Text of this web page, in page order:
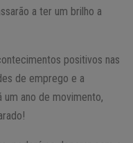
a ter um brilho a
positivos nas
de emprego e a
um ano de movimento,